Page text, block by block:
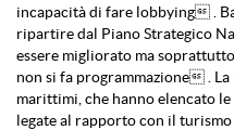
incapacità di fare lobbying .
ripartire dal Piano Strategico
essere migliorato ma
non si fa programmazione .
marittimi, che hanno elencato
legate al rapporto con il